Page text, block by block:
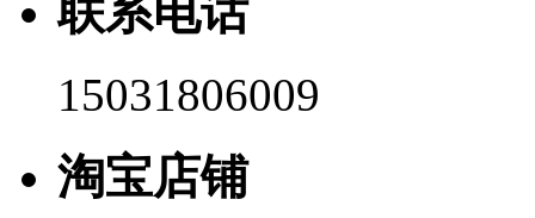
联系电话
15031806009
淘宝店铺